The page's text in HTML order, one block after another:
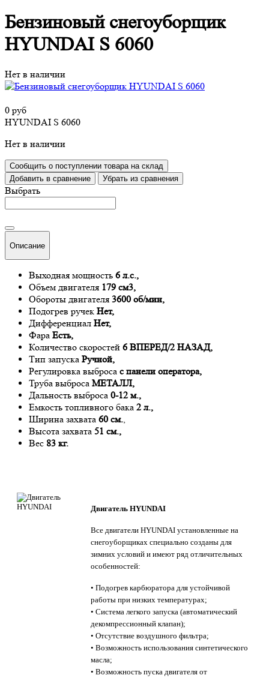
Бензиновый снегоуборщик
HYUNDAI S 6060
Нет в наличии
0 руб
HYUNDAI S 6060
Нет в наличии
Сообщить о поступлении товара на склад
Добавить в сравнение
Убрать из сравнения
Выбрать
Описание
Выходная мощность 6 л.с.,
Объем двигателя 179 см3,
Обороты двигателя 3600 об/мин,
Подогрев ручек Нет,
Дифференциал Нет,
Фара Есть,
Количество скоростей 6 ВПЕРЕД/2 НАЗАД,
Тип запуска Ручной,
Регулировка выброса с панели оператора,
Труба выброса МЕТАЛЛ,
Дальность выброса 0-12 м.,
Емкость топливного бака 2 л.,
Ширина захвата 60 см.,
Высота захвата 51 см.,
Вес 83 кг.
Двигатель HYUNDAI
Все двигатели HYUNDAI установленные на
снегоуборщиках специально созданы для
зимних условий и имеют ряд отличительных
особенностей:
• Подогрев карбюратора для устойчивой
работы при низких температурах;
• Система легкого запуска (автоматический
декомпрессионный клапан);
• Отсутствие воздушного фильтра;
• Возможность использования синтетического
масла;
• Возможность пуска двигателя от